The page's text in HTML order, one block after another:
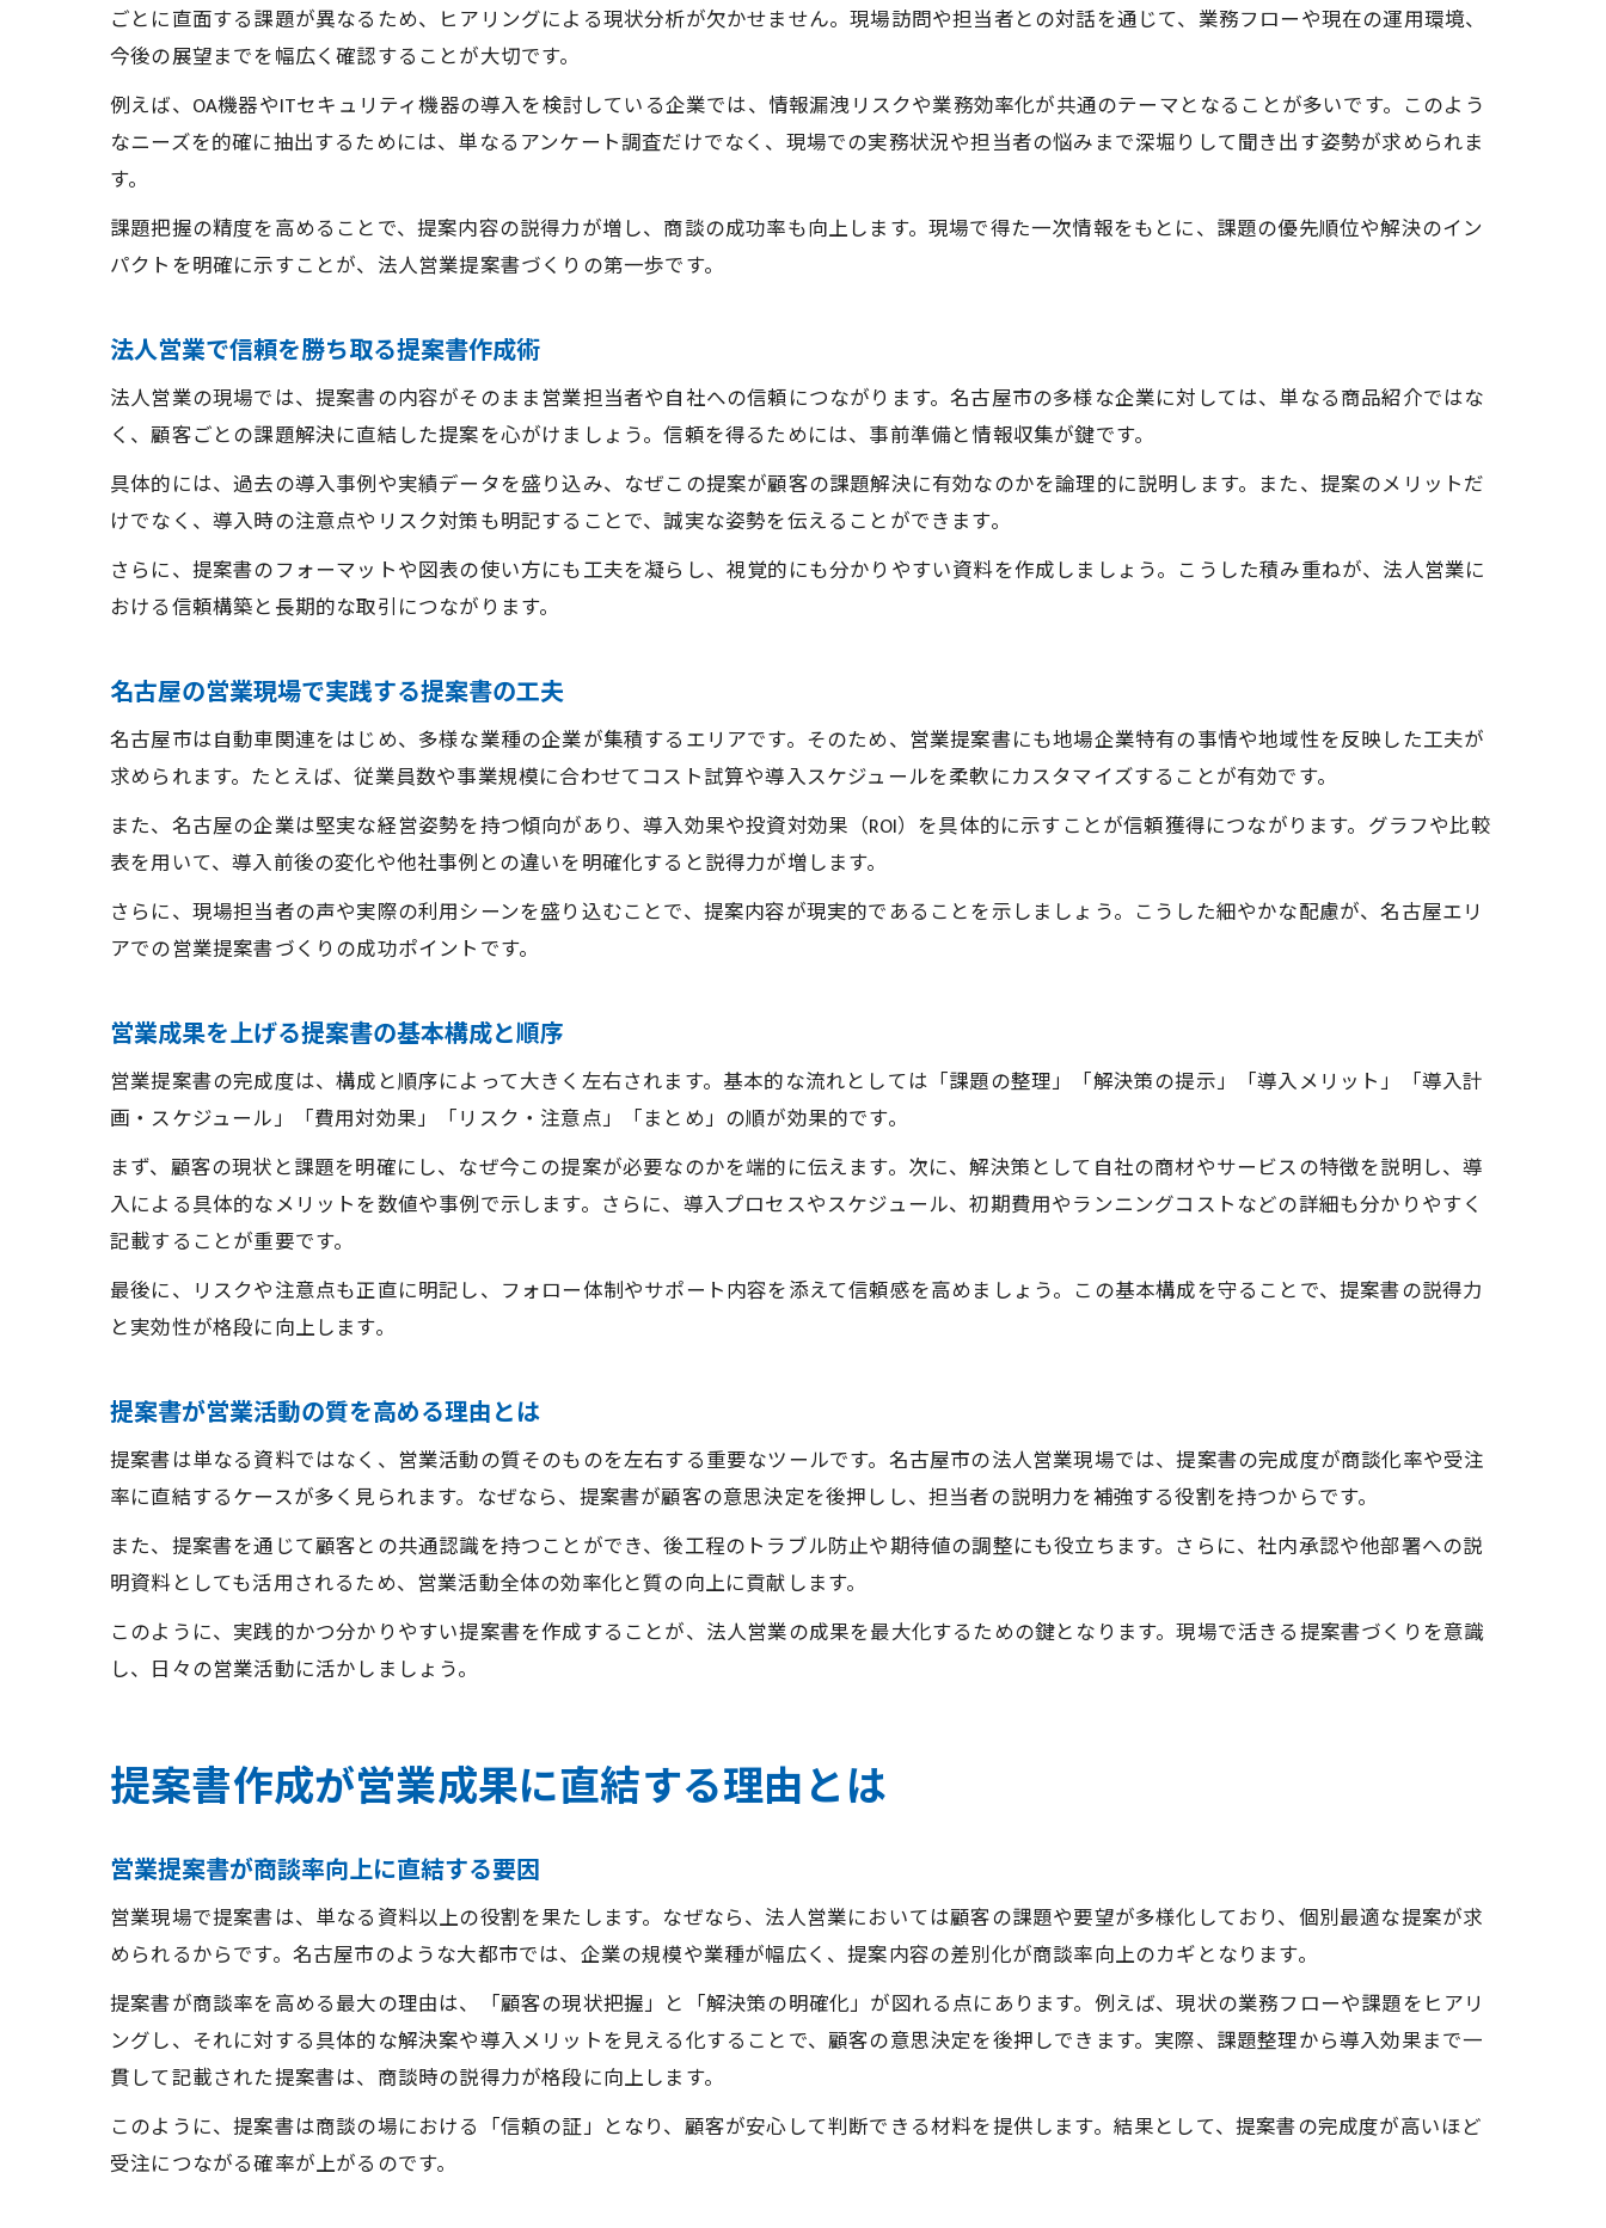
営業現場で活きる提案書の必須要素を解説
営業活動を支える提案書の整理術とコツ
法人営業特有の提案書作成ポイント解説
営業提案資料の構成改善で成果を伸ばす方法
読み手が納得する営業提案書の組立て術
読み手視点で組み立てる提案書のポイント
営業提案資料で説得力を高める表現テクニック
商談率向上へ導く名古屋発の営業資料活用法
営業提案書を活かす資料活用術と実践例
法人営業で成果が出る提案資料の工夫とは
ごとに直面する課題が異なるため、ヒアリングによる現状分析が欠かせません。現場訪問や担当者との対話を通じて、業務フローや現在の運用環境、
今後の展望までを幅広く確認することが大切です。
例えば、OA機器やITセキュリティ機器の導入を検討している企業では、情報漏洩リスクや業務効率化が共通のテーマとなることが多いです。このよう
なニーズを的確に抽出するためには、単なるアンケート調査だけでなく、現場での実務状況や担当者の悩みまで深堀りして聞き出す姿勢が求められま
す。
課題把握の精度を高めることで、提案内容の説得力が増し、商談の成功率も向上します。現場で得た一次情報をもとに、課題の優先順位や解決のイン
パクトを明確に示すことが、法人営業提案書づくりの第一歩です。
法人営業で信頼を勝ち取る提案書作成術
法人営業の現場では、提案書の内容がそのまま営業担当者や自社への信頼につながります。名古屋市の多様な企業に対しては、単なる商品紹介ではな
く、顧客ごとの課題解決に直結した提案を心がけましょう。信頼を得るためには、事前準備と情報収集が鍵です。
具体的には、過去の導入事例や実績データを盛り込み、なぜこの提案が顧客の課題解決に有効なのかを論理的に説明します。また、提案のメリットだ
けでなく、導入時の注意点やリスク対策も明記することで、誠実な姿勢を伝えることができます。
さらに、提案書のフォーマットや図表の使い方にも工夫を凝らし、視覚的にも分かりやすい資料を作成しましょう。こうした積み重ねが、法人営業に
おける信頼構築と長期的な取引につながります。
名古屋の営業現場で実践する提案書の工夫
名古屋市は自動車関連をはじめ、多様な業種の企業が集積するエリアです。そのため、営業提案書にも地場企業特有の事情や地域性を反映した工夫が
求められます。たとえば、従業員数や事業規模に合わせてコスト試算や導入スケジュールを柔軟にカスタマイズすることが有効です。
また、名古屋の企業は堅実な経営姿勢を持つ傾向があり、導入効果や投資対効果（ROI）を具体的に示すことが信頼獲得につながります。グラフや比較
表を用いて、導入前後の変化や他社事例との違いを明確化すると説得力が増します。
さらに、現場担当者の声や実際の利用シーンを盛り込むことで、提案内容が現実的であることを示しましょう。こうした細やかな配慮が、名古屋エリ
アでの営業提案書づくりの成功ポイントです。
営業成果を上げる提案書の基本構成と順序
営業提案書の完成度は、構成と順序によって大きく左右されます。基本的な流れとしては「課題の整理」「解決策の提示」「導入メリット」「導入計
画・スケジュール」「費用対効果」「リスク・注意点」「まとめ」の順が効果的です。
まず、顧客の現状と課題を明確にし、なぜ今この提案が必要なのかを端的に伝えます。次に、解決策として自社の商材やサービスの特徴を説明し、導
入による具体的なメリットを数値や事例で示します。さらに、導入プロセスやスケジュール、初期費用やランニングコストなどの詳細も分かりやすく
記載することが重要です。
最後に、リスクや注意点も正直に明記し、フォロー体制やサポート内容を添えて信頼感を高めましょう。この基本構成を守ることで、提案書の説得力
と実効性が格段に向上します。
提案書が営業活動の質を高める理由とは
提案書は単なる資料ではなく、営業活動の質そのものを左右する重要なツールです。名古屋市の法人営業現場では、提案書の完成度が商談化率や受注
率に直結するケースが多く見られます。なぜなら、提案書が顧客の意思決定を後押しし、担当者の説明力を補強する役割を持つからです。
また、提案書を通じて顧客との共通認識を持つことができ、後工程のトラブル防止や期待値の調整にも役立ちます。さらに、社内承認や他部署への説
明資料としても活用されるため、営業活動全体の効率化と質の向上に貢献します。
このように、実践的かつ分かりやすい提案書を作成することが、法人営業の成果を最大化するための鍵となります。現場で活きる提案書づくりを意識
し、日々の営業活動に活かしましょう。
提案書作成が営業成果に直結する理由とは
営業提案書が商談率向上に直結する要因
営業現場で提案書は、単なる資料以上の役割を果たします。なぜなら、法人営業においては顧客の課題や要望が多様化しており、個別最適な提案が求
められるからです。名古屋市のような大都市では、企業の規模や業種が幅広く、提案内容の差別化が商談率向上のカギとなります。
提案書が商談率を高める最大の理由は、「顧客の現状把握」と「解決策の明確化」が図れる点にあります。例えば、現状の業務フローや課題をヒアリ
ングし、それに対する具体的な解決案や導入メリットを見える化することで、顧客の意思決定を後押しできます。実際、課題整理から導入効果まで一
貫して記載された提案書は、商談時の説得力が格段に向上します。
このように、提案書は商談の場における「信頼の証」となり、顧客が安心して判断できる材料を提供します。結果として、提案書の完成度が高いほど
受注につながる確率が上がるのです。